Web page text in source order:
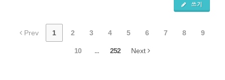
쓰기
Prev 1 2 3 4 5 6 7 8 9
10 ... 252 Next